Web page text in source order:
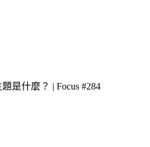
是什麼？ | Focus #284